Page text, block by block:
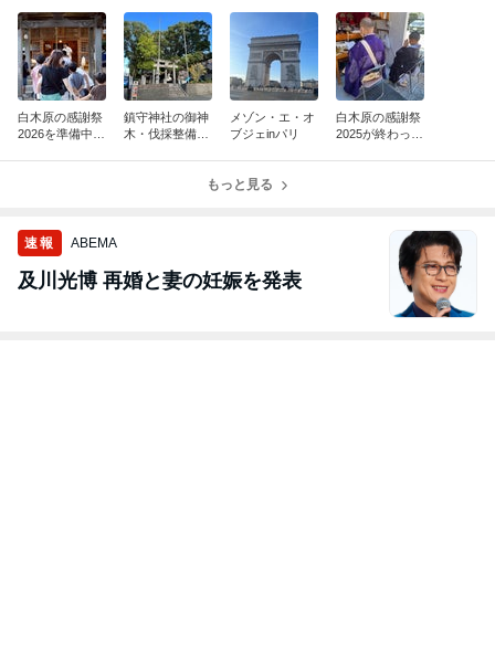
白木原の感謝祭
2026を準備中で
鎮守神社の御神
木・伐採整備工
メゾン・エ・オ
ブジェinパリ
白木原の感謝祭
2025が終わった
もっと見る
速報 ABEMA
及川光博 再婚と妻の妊娠を発表